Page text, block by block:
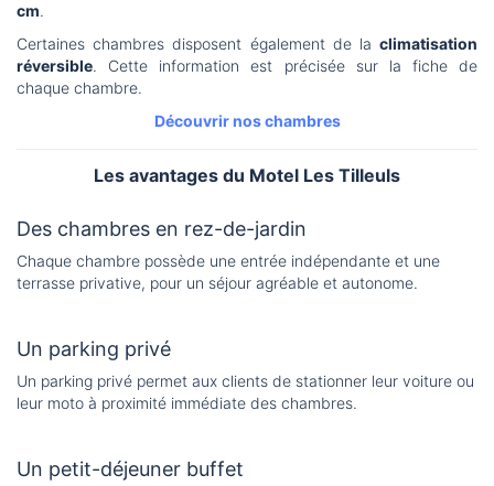
cm.
Certaines chambres disposent également de la climatisation
réversible. Cette information est précisée sur la fiche de
chaque chambre.
Découvrir nos chambres
Les avantages du Motel Les Tilleuls
Des chambres en rez-de-jardin
Chaque chambre possède une entrée indépendante et une
terrasse privative, pour un séjour agréable et autonome.
Un parking privé
Un parking privé permet aux clients de stationner leur voiture ou
leur moto à proximité immédiate des chambres.
Un petit-déjeuner buffet